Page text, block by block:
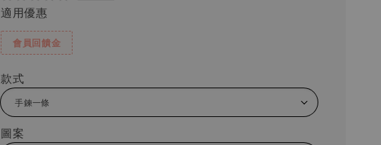
適用優惠
會員回饋金
款式
圖案